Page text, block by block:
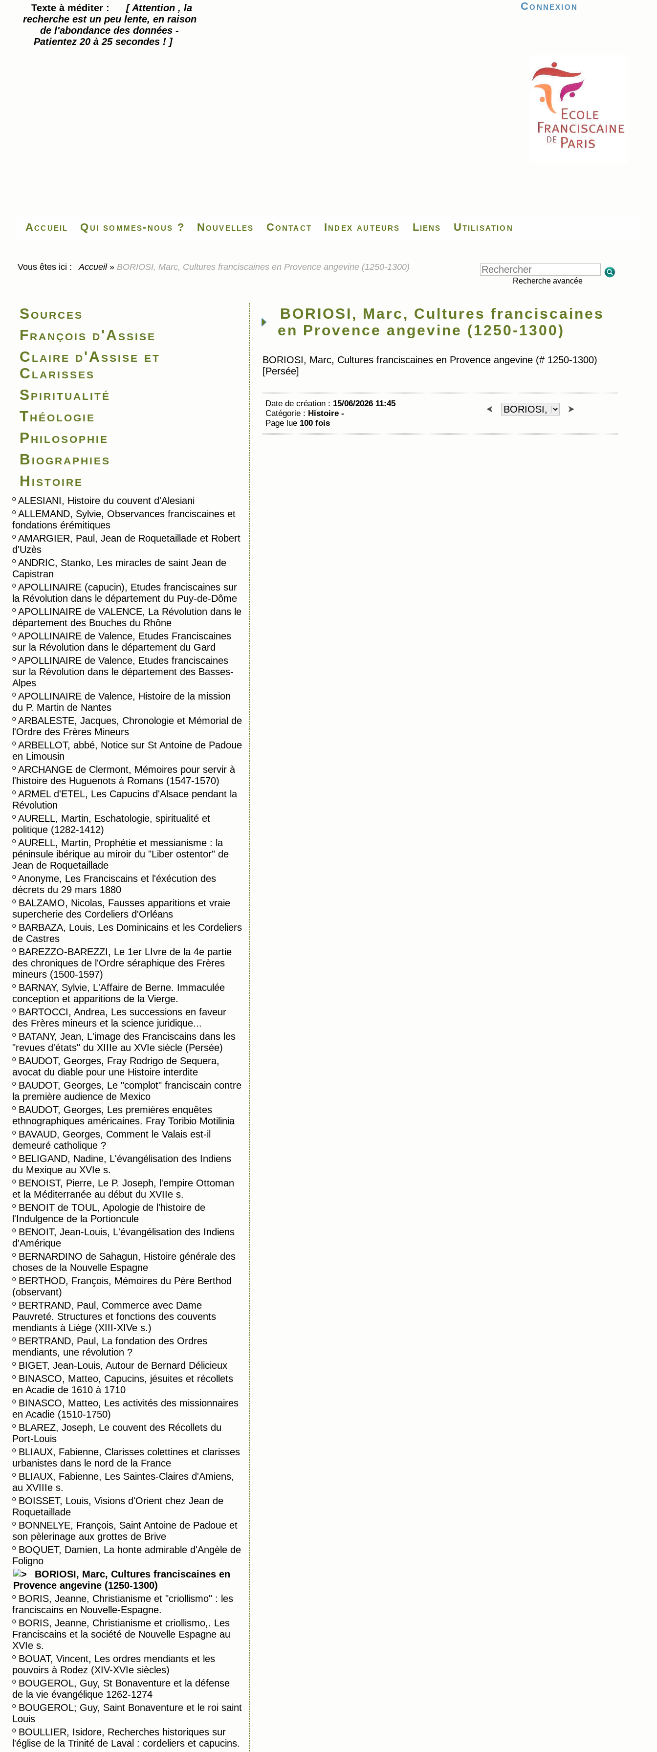
Texte à méditer :
[ Attention , la
recherche est un peu lente, en raison
de l'abondance des données -
Patientez 20 à 25 secondes ! ]
Accueil
Connexion
Qui sommes-nous ? Nouvelles Contact Index auteurs Liens Utilisation
Vous êtes ici : Accueil » BORIOSI, Marc, Cultures franciscaines en Provence angevine (1250-1300)
Recherche avancée
Sources
François d'Assise
Claire d'Assise et
Clarisses
Spiritualité
Théologie
Philosophie
Biographies
Histoire
º ALESIANI, Histoire du couvent d'Alesiani
º ALLEMAND, Sylvie, Observances franciscaines et
fondations érémitiques
º AMARGIER, Paul, Jean de Roquetaillade et Robert
d'Uzès
º ANDRIC, Stanko, Les miracles de saint Jean de
Capistran
º APOLLINAIRE (capucin), Etudes franciscaines sur
la Révolution dans le département du Puy-de-Dôme
º APOLLINAIRE de VALENCE, La Révolution dans le
département des Bouches du Rhône
º APOLLINAIRE de Valence, Etudes Franciscaines
sur la Révolution dans le département du Gard
º APOLLINAIRE de Valence, Etudes franciscaines
sur la Révolution dans le département des Basses-
Alpes
º APOLLINAIRE de Valence, Histoire de la mission
du P. Martin de Nantes
º ARBALESTE, Jacques, Chronologie et Mémorial de
l'Ordre des Frères Mineurs
º ARBELLOT, abbé, Notice sur St Antoine de Padoue
en Limousin
º ARCHANGE de Clermont, Mémoires pour servir à
l'histoire des Huguenots à Romans (1547-1570)
º ARMEL d'ETEL, Les Capucins d'Alsace pendant la
Révolution
º AURELL, Martin, Eschatologie, spiritualité et
politique (1282-1412)
º AURELL, Martin, Prophétie et messianisme : la
péninsule ibérique au miroir du "Liber ostentor" de
Jean de Roquetaillade
º Anonyme, Les Franciscains et l'éxécution des
décrets du 29 mars 1880
º BALZAMO, Nicolas, Fausses apparitions et vraie
supercherie des Cordeliers d'Orléans
º BARBAZA, Louis, Les Dominicains et les Cordeliers
de Castres
º BAREZZO-BAREZZI, Le 1er LIvre de la 4e partie
des chroniques de l'Ordre séraphique des Frères
mineurs (1500-1597)
º BARNAY, Sylvie, L'Affaire de Berne. Immaculée
conception et apparitions de la Vierge.
º BARTOCCI, Andrea, Les successions en faveur
des Frères mineurs et la science juridique...
º BATANY, Jean, L'image des Franciscains dans les
"revues d'états" du XIIIe au XVIe siècle (Persée)
º BAUDOT, Georges, Fray Rodrigo de Sequera,
avocat du diable pour une Histoire interdite
º BAUDOT, Georges, Le "complot" franciscain contre
la première audience de Mexico
º BAUDOT, Georges, Les premières enquêtes
ethnographiques américaines. Fray Toribio Motilinia
º BAVAUD, Georges, Comment le Valais est-il
demeuré catholique ?
º BELIGAND, Nadine, L'évangélisation des Indiens
du Mexique au XVIe s.
º BENOIST, Pierre, Le P. Joseph, l'empire Ottoman
et la Méditerranée au début du XVIIe s.
º BENOIT de TOUL, Apologie de l'histoire de
l'Indulgence de la Portioncule
º BENOIT, Jean-Louis, L'évangélisation des Indiens
d'Amérique
º BERNARDINO de Sahagun, Histoire générale des
choses de la Nouvelle Espagne
º BERTHOD, François, Mémoires du Père Berthod
(observant)
º BERTRAND, Paul, Commerce avec Dame
Pauvreté. Structures et fonctions des couvents
mendiants à Liège (XIII-XIVe s.)
º BERTRAND, Paul, La fondation des Ordres
mendiants, une révolution ?
º BIGET, Jean-Louis, Autour de Bernard Délicieux
º BINASCO, Matteo, Capucins, jésuites et récollets
en Acadie de 1610 à 1710
º BINASCO, Matteo, Les activités des missionnaires
en Acadie (1510-1750)
º BLAREZ, Joseph, Le couvent des Récollets du
Port-Louis
º BLIAUX, Fabienne, Clarisses colettines et clarisses
urbanistes dans le nord de la France
º BLIAUX, Fabienne, Les Saintes-Claires d'Amiens,
au XVIIIe s.
º BOISSET, Louis, Visions d'Orient chez Jean de
Roquetaillade
º BONNELYE, François, Saint Antoine de Padoue et
son pèlerinage aux grottes de Brive
º BOQUET, Damien, La honte admirable d'Angèle de
Foligno
BORIOSI, Marc, Cultures franciscaines en
Provence angevine (1250-1300)
º BORIS, Jeanne, Christianisme et "criollismo" : les
franciscains en Nouvelle-Espagne.
º BORIS, Jeanne, Christianisme et criollismo,. Les
Franciscains et la société de Nouvelle Espagne au
XVIe s.
º BOUAT, Vincent, Les ordres mendiants et les
pouvoirs à Rodez (XIV-XVIe siècles)
º BOUGEROL, Guy, St Bonaventure et la défense
de la vie évangélique 1262-1274
º BOUGEROL; Guy, Saint Bonaventure et le roi saint
Louis
º BOULLIER, Isidore, Recherches historiques sur
l'église de la Trinité de Laval : cordeliers et capucins.
BORIOSI, Marc, Cultures franciscaines
en Provence angevine (1250-1300)
BORIOSI, Marc, Cultures franciscaines en Provence angevine (# 1250-1300)
[Persée]
Date de création : 15/06/2026 11:45
Catégorie : Histoire -
Page lue 100 fois